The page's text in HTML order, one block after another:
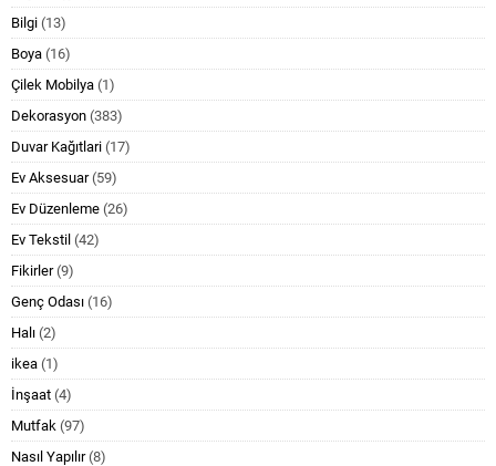
Bilgi (13)
Boya (16)
Çilek Mobilya (1)
Dekorasyon (383)
Duvar Kağıtlari (17)
Ev Aksesuar(59)
Ev Düzenleme (26)
Ev Tekstil (42)
Fikirler(9)
Genç Odası (16)
Halı (2)
ikea (1)
İnşaat (4)
Mutfak (97)
Nasıl Yapılır(8)